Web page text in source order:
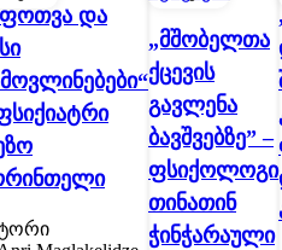
და
„მშობელთა
ქცევის
გავლენა
ბავშვებზე” –
ფსიქოლოგი
თინათინ
ჭინჭარაული